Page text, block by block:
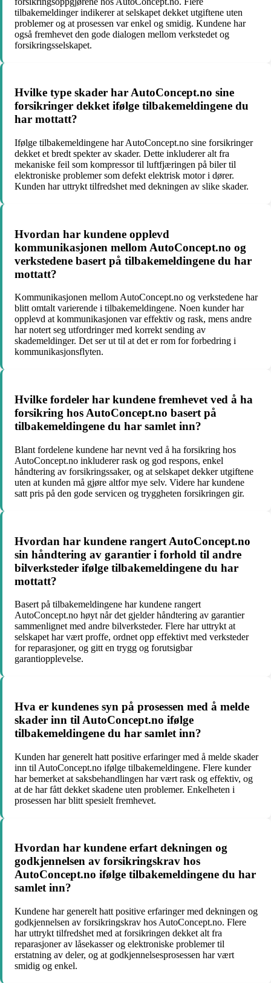
tilbakemeldinger indikerer at selskapet dekket utgiftene uten
problemer og at prosessen var enkel og smidig. Kundene har
også fremhevet den gode dialogen mellom verkstedet og
forsikringsselskapet.
Hvilke type skader har AutoConcept.no sine
forsikringer dekket ifølge tilbakemeldingene du
har mottatt?
Ifølge tilbakemeldingene har AutoConcept.no sine forsikringer
dekket et bredt spekter av skader. Dette inkluderer alt fra
mekaniske feil som kompressor til luftfjæringen på biler til
elektroniske problemer som defekt elektrisk motor i dører.
Kunden har uttrykt tilfredshet med dekningen av slike skader.
Hvordan har kundene opplevd
kommunikasjonen mellom AutoConcept.no og
verkstedene basert på tilbakemeldingene du har
mottatt?
Kommunikasjonen mellom AutoConcept.no og verkstedene har
blitt omtalt varierende i tilbakemeldingene. Noen kunder har
opplevd at kommunikasjonen var effektiv og rask, mens andre
har notert seg utfordringer med korrekt sending av
skademeldinger. Det ser ut til at det er rom for forbedring i
kommunikasjonsflyten.
Hvilke fordeler har kundene fremhevet ved å ha
forsikring hos AutoConcept.no basert på
tilbakemeldingene du har samlet inn?
Blant fordelene kundene har nevnt ved å ha forsikring hos
AutoConcept.no inkluderer rask og god respons, enkel
håndtering av forsikringssaker, og at selskapet dekker utgiftene
uten at kunden må gjøre altfor mye selv. Videre har kundene
satt pris på den gode servicen og tryggheten forsikringen gir.
Hvordan har kundene rangert AutoConcept.no
sin håndtering av garantier i forhold til andre
bilverksteder ifølge tilbakemeldingene du har
mottatt?
Basert på tilbakemeldingene har kundene rangert
AutoConcept.no høyt når det gjelder håndtering av garantier
sammenlignet med andre bilverksteder. Flere har uttrykt at
selskapet har vært proffe, ordnet opp effektivt med verksteder
for reparasjoner, og gitt en trygg og forutsigbar
garantiopplevelse.
Hva er kundenes syn på prosessen med å melde
skader inn til AutoConcept.no ifølge
tilbakemeldingene du har samlet inn?
Kunden har generelt hatt positive erfaringer med å melde skader
inn til AutoConcept.no ifølge tilbakemeldingene. Flere kunder
har bemerket at saksbehandlingen har vært rask og effektiv, og
at de har fått dekket skadene uten problemer. Enkelheten i
prosessen har blitt spesielt fremhevet.
Hvordan har kundene erfart dekningen og
godkjennelsen av forsikringskrav hos
AutoConcept.no ifølge tilbakemeldingene du har
samlet inn?
Kundene har generelt hatt positive erfaringer med dekningen og
godkjennelsen av forsikringskrav hos AutoConcept.no. Flere
har uttrykt tilfredshet med at forsikringen dekket alt fra
reparasjoner av låsekasser og elektroniske problemer til
erstatning av deler, og at godkjennelsesprosessen har vært
smidig og enkel.